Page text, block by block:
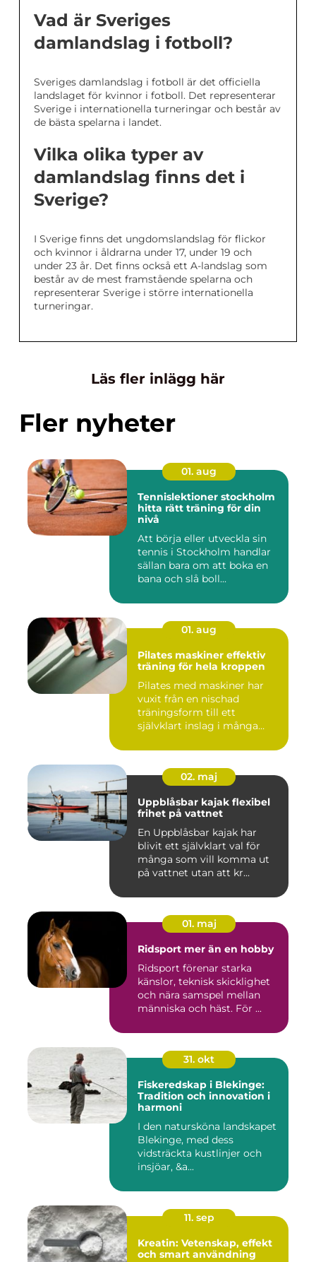
Vad är Sveriges
damlandslag i fotboll?
Sveriges damlandslag i fotboll är det officiella
landslaget för kvinnor i fotboll. Det representerar
Sverige i internationella turneringar och består av
de bästa spelarna i landet.
Vilka olika typer av
damlandslag finns det i
Sverige?
I Sverige finns det ungdomslandslag för flickor
och kvinnor i åldrarna under 17, under 19 och
under 23 år. Det finns också ett A-landslag som
består av de mest framstående spelarna och
representerar Sverige i större internationella
turneringar.
Läs fler inlägg här
Fler nyheter
01. aug
Tennislektioner stockholm
hitta rätt träning för din
nivå
Att börja eller utveckla sin
tennis i Stockholm handlar
sällan bara om att boka en
bana och slå boll...
01. aug
Pilates maskiner effektiv
träning för hela kroppen
Pilates med maskiner har
vuxit från en nischad
träningsform till ett
självklart inslag i många
02. maj
Uppblåsbar kajak flexibel
frihet på vattnet
En Uppblåsbar kajak har
blivit ett självklart val för
många som vill komma ut
på vattnet utan att kr...
01. maj
Ridsport mer än en hobby
Ridsport förenar starka
känslor, teknisk skicklighet
och nära samspel mellan
människa och häst. För ...
31. okt
Fiskeredskap i Blekinge:
Tradition och innovation i
harmoni
I den natursköna landskapet
Blekinge, med dess
vidsträckta kustlinjer och
insjöar, &a...
11. sep
Kreatin: Vetenskap, effekt
och smart användning